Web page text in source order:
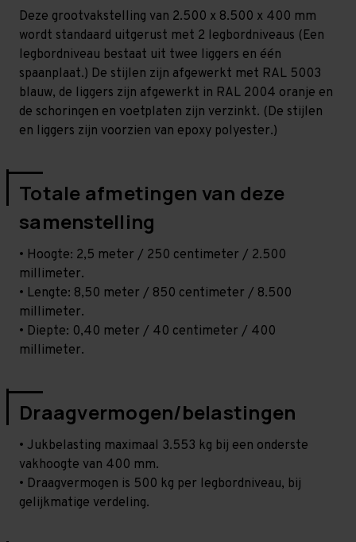
mm) mm)
Deze grootvakstelling van 2.500 x 8.500 x 400 mm
wordt standaard uitgerust met 2 legbordniveaus (Een
legbordniveau bestaat uit twee liggers en één
spaanplaat.) De stijlen zijn afgewerkt met RAL 5003
blauw, de liggers zijn afgewerkt in RAL 2004 oranje en
de schoringen en voetplaten zijn verzinkt. (De stijlen
en liggers zijn voorzien van epoxy polyester.)
Totale afmetingen van deze
samenstelling
• Hoogte: 2,5 meter / 250 centimeter / 2.500
millimeter.
• Lengte: 8,50 meter / 850 centimeter / 8.500
millimeter.
• Diepte: 0,40 meter / 40 centimeter / 400
millimeter.
Draagvermogen/belastingen
• Jukbelasting maximaal 3.553 kg bij een onderste
vakhoogte van 400 mm.
• Draagvermogen is 500 kg per legbordniveau, bij
gelijkmatige verdeling.